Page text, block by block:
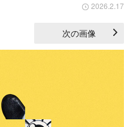
2026.2.17
次の画像